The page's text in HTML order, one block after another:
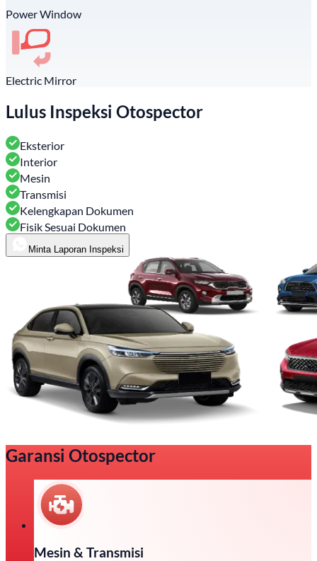
Power Window
Electric Mirror
Lulus Inspeksi Otospector
Eksterior
Interior
Mesin
Transmisi
Kelengkapan Dokumen
Fisik Sesuai Dokumen
Minta Laporan Inspeksi
Garansi Otospector
Mesin & Transmisi